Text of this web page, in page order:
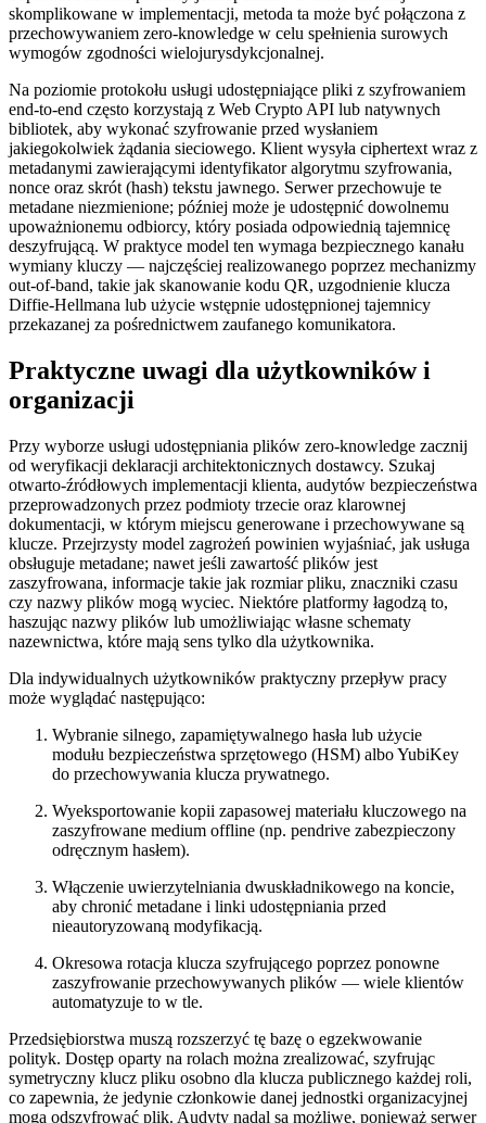
skomplikowane w implementacji, metoda ta może być połączona z
przechowywaniem zero‑knowledge w celu spełnienia surowych
wymogów zgodności wielojurysdykcjonalnej.
Na poziomie protokołu usługi udostępniające pliki z szyfrowaniem
end‑to‑end często korzystają z Web Crypto API lub natywnych
bibliotek, aby wykonać szyfrowanie przed wysłaniem
jakiegokolwiek żądania sieciowego. Klient wysyła ciphertext wraz z
metadanymi zawierającymi identyfikator algorytmu szyfrowania,
nonce oraz skrót (hash) tekstu jawnego. Serwer przechowuje te
metadane niezmienione; później może je udostępnić dowolnemu
upoważnionemu odbiorcy, który posiada odpowiednią tajemnicę
deszyfrującą. W praktyce model ten wymaga bezpiecznego kanału
wymiany kluczy — najczęściej realizowanego poprzez mechanizmy
out‑of‑band, takie jak skanowanie kodu QR, uzgodnienie klucza
Diffie‑Hellmana lub użycie wstępnie udostępnionej tajemnicy
przekazanej za pośrednictwem zaufanego komunikatora.
Praktyczne uwagi dla użytkowników i
organizacji
Przy wyborze usługi udostępniania plików zero‑knowledge zacznij
od weryfikacji deklaracji architektonicznych dostawcy. Szukaj
otwarto‑źródłowych implementacji klienta, audytów bezpieczeństwa
przeprowadzonych przez podmioty trzecie oraz klarownej
dokumentacji, w którym miejscu generowane i przechowywane są
klucze. Przejrzysty model zagrożeń powinien wyjaśniać, jak usługa
obsługuje metadane; nawet jeśli zawartość plików jest
zaszyfrowana, informacje takie jak rozmiar pliku, znaczniki czasu
czy nazwy plików mogą wyciec. Niektóre platformy łagodzą to,
haszując nazwy plików lub umożliwiając własne schematy
nazewnictwa, które mają sens tylko dla użytkownika.
Dla indywidualnych użytkowników praktyczny przepływ pracy
może wyglądać następująco:
Wybranie silnego, zapamiętywalnego hasła lub użycie
modułu bezpieczeństwa sprzętowego (HSM) albo YubiKey
do przechowywania klucza prywatnego.
Wyeksportowanie kopii zapasowej materiału kluczowego na
zaszyfrowane medium offline (np. pendrive zabezpieczony
odręcznym hasłem).
Włączenie uwierzytelniania dwuskładnikowego na koncie,
aby chronić metadane i linki udostępniania przed
nieautoryzowaną modyfikacją.
Okresowa rotacja klucza szyfrującego poprzez ponowne
zaszyfrowanie przechowywanych plików — wiele klientów
automatyzuje to w tle.
Przedsiębiorstwa muszą rozszerzyć tę bazę o egzekwowanie
polityk. Dostęp oparty na rolach można zrealizować, szyfrując
symetryczny klucz pliku osobno dla klucza publicznego każdej roli,
co zapewnia, że jedynie członkowie danej jednostki organizacyjnej
mogą odszyfrować plik. Audyty nadal są możliwe, ponieważ serwer